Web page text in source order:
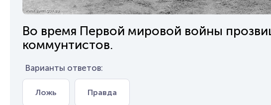
Во время Первой мировой войны
коммунтистов.
Варианты ответов:
Ложь Правда